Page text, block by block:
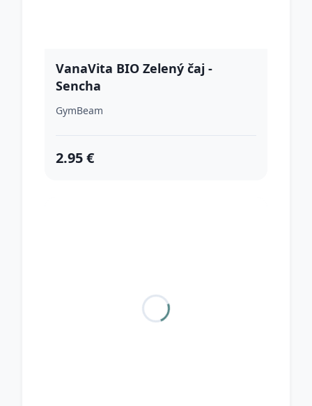
VanaVita BIO Zelený čaj -
Sencha
GymBeam
2.95 €